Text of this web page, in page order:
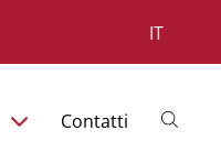
IT
Contatti